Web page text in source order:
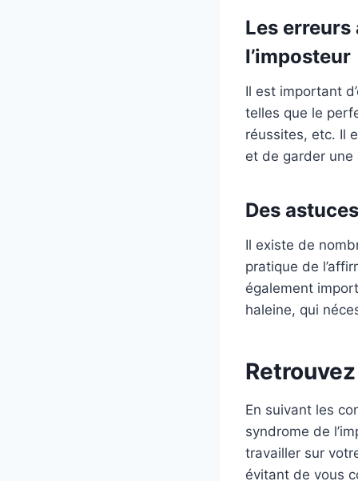
Les
l’imposteur
Il est important
telles que le
réussites, etc. Il
et de garder
Des
Il existe de
pratique de
également
haleine, qui
En suivant les
syndrome de
travailler sur
évitant de vous